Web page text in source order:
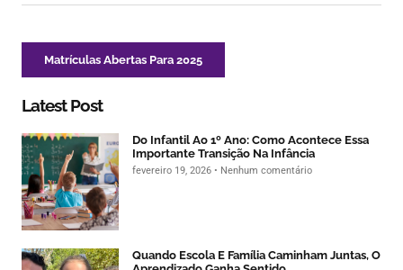
Matrículas Abertas Para 2025
Latest Post
Do Infantil Ao 1º Ano: Como Acontece Essa
Importante Transição Na Infância
fevereiro 19, 2026 Nenhum comentário
Quando Escola E Família Caminham Juntas, O